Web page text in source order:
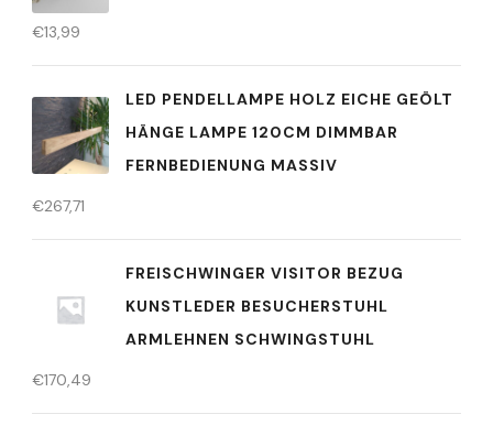
€13,99
LED PENDELLAMPE HOLZ EICHE GEÖLT
HÄNGE LAMPE 120CM DIMMBAR
FERNBEDIENUNG MASSIV
€267,71
FREISCHWINGER VISITOR BEZUG
KUNSTLEDER BESUCHERSTUHL
ARMLEHNEN SCHWINGSTUHL
€170,49